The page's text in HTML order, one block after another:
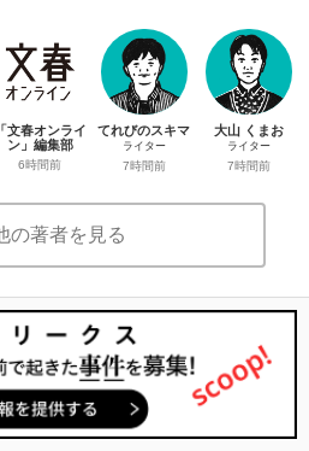
「文春オンライ
ン」編集部
6時間前
てれびのスキマ
ライター
7時間前
大山 くまお
ライター
7時間前
の著者を見る